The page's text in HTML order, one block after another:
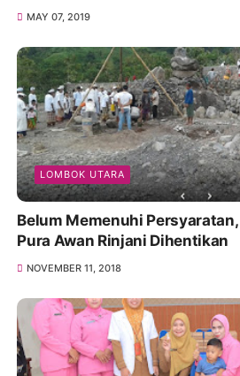
MAY 07, 2019
LOMBOK UTARA
Belum Memenuhi
Pura Awan Rinjani Dihentikan
NOVEMBER 11, 2018